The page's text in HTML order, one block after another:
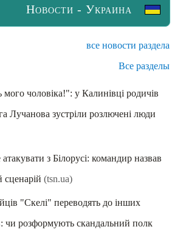
Новости - Украина
все новости раздела
Все разделы
мого чоловіка!": у Калинівці родичів
Лучанова зустріли розлючені люди
з Білорусі: командир назвав
(tsn.ua)
"Скелі" переводять до інших
чи розформують скандальний полк